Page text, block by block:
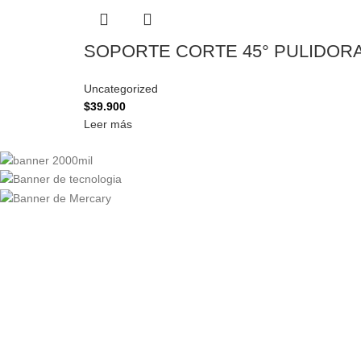
SOPORTE CORTE 45°
Uncategorized
$39.900
Leer más